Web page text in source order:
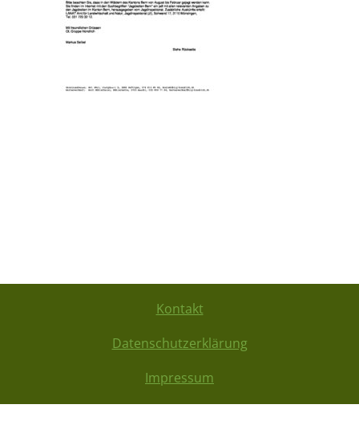
Kontakt
Datenschutzerklärung
Impressum